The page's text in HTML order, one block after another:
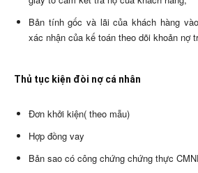
Bản tính gốc và lãi của khách hàng
xác nhận của kế toán theo dõi khoản nợ
Thủ tục kiện đòi nợ cá nhân
Đơn khởi kiện( theo mẫu)
Hợp đồng vay
Bản sao có công chứng chứng thực